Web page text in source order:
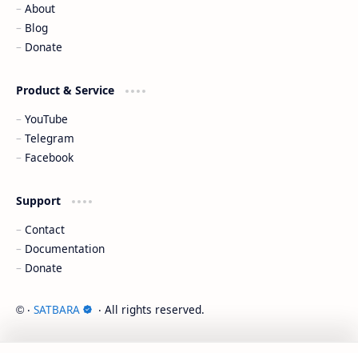
About
Blog
Donate
Product & Service
YouTube
Telegram
Facebook
Support
Contact
Documentation
Donate
© ‧ SATBARA ‧ All rights reserved.